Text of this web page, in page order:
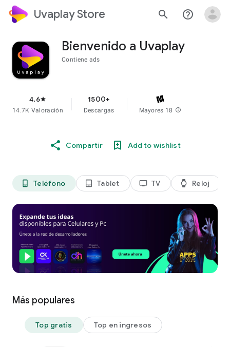
Uvaplay Store search help_outline
Bienvenido a Uvaplay
Contiene ads
4.6star
14.7K Valoración
1500+
Descargas Mayores 18 info
Compartir Add to wishlist
phone_android Teléfono tablet_android Tablet tv TV watch Reloj
Más populares
Top gratis Top en ingresos